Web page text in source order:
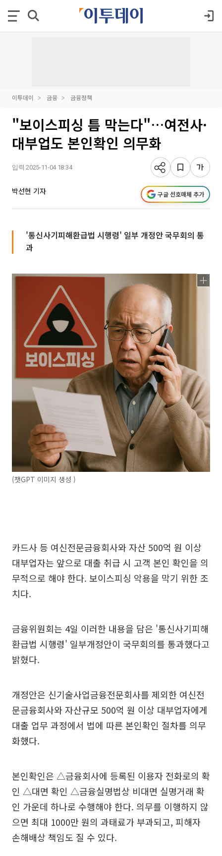
이투데이 금융 금융정책
"보이스피싱 틈 막는다"…여전사·
대부업도 본인확인 의무화
입력 2025-11-04 18:34
박선현 기자 구글 선호매체 추가
'통신사기피해환급법 시행령' 일부 개정안 국무회의 통
과
(챗GPT 이미지 생성 )
카드사 등 여신전문금융회사와 자산 500억 원 이상
대부업자는 앞으로 대출 취급 시 고객 본인 확인을 의
무적으로 해야 한다. 보이스피싱 악용을 막기 위한 조
치다.
금융위원회는 4일 이러한 내용을 담은 '통신사기피해
환급법 시행령' 일부개정안이 국무회의를 통과했다고
밝혔다.
개정안은 신기술사업금융전문회사를 제외한 여신전
문금융회사와 자산규모 500억 원 이상 대부업자에게
대출 업무 과정에서 법에 따른 본인확인 절차를 의무
화했다.
본인확인은 △금융회사에 등록된 이용자 전화로의 확
인 △대면 확인 △금융실명법상 비대면 실명거래 확
인 가운데 하나로 수행해야 한다. 의무를 이행하지 않
으면 최대 1000만 원의 과태료가 부과되고, 피해자
손해배상 책임도 질 수 있다.